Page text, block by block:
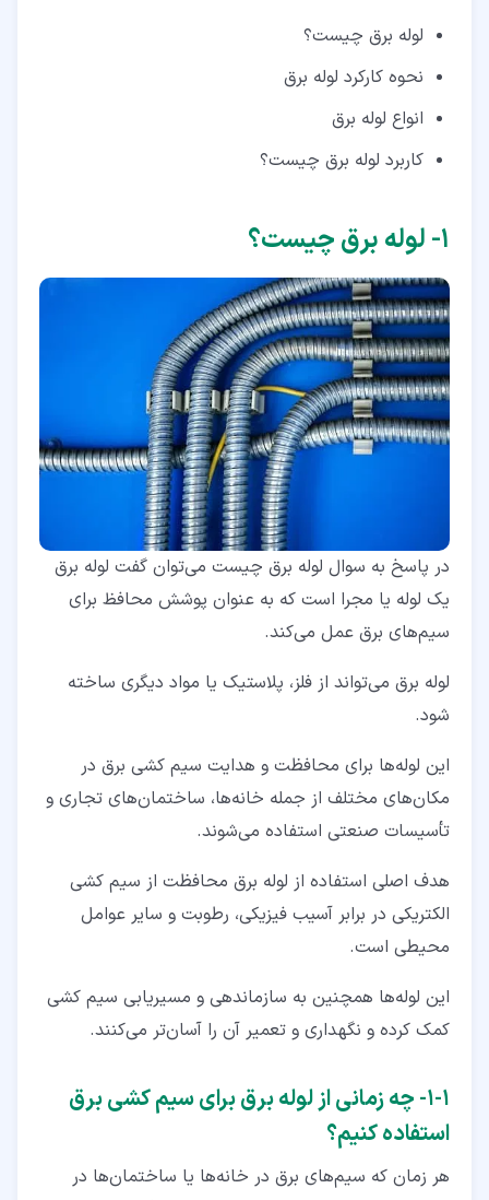
لوله برق چیست؟
نحوه کارکرد لوله برق
انواع لوله برق
کاربرد لوله برق چیست؟
۱‏- لوله برق چیست؟
در پاسخ به سوال لوله برق چیست می‌توان گفت لوله برق
یک لوله یا مجرا است که به عنوان پوشش محافظ برای
سیم‌های برق عمل می‌کند.
لوله برق می‌‌تواند از فلز، پلاستیک یا مواد دیگری ساخته
شود.
این لوله‌ها برای محافظت و هدایت سیم کشی برق در
مکان‌های مختلف از جمله خانه‌ها، ساختمان‌های تجاری و
تأسیسات صنعتی استفاده می‌شوند.
هدف اصلی استفاده از لوله برق محافظت از سیم کشی
الکتریکی در برابر آسیب فیزیکی، رطوبت و سایر عوامل
محیطی است.
این لوله‌ها همچنین به سازماندهی و مسیریابی سیم کشی
کمک کرده و نگهداری و تعمیر آن را آسان‌تر می‌کنند.
۱‏-‏۱‏- چه زمانی از لوله برق برای سیم کشی برق
استفاده کنیم؟
هر زمان که سیم‌های برق در خانه‌ها یا ساختمان‌ها در